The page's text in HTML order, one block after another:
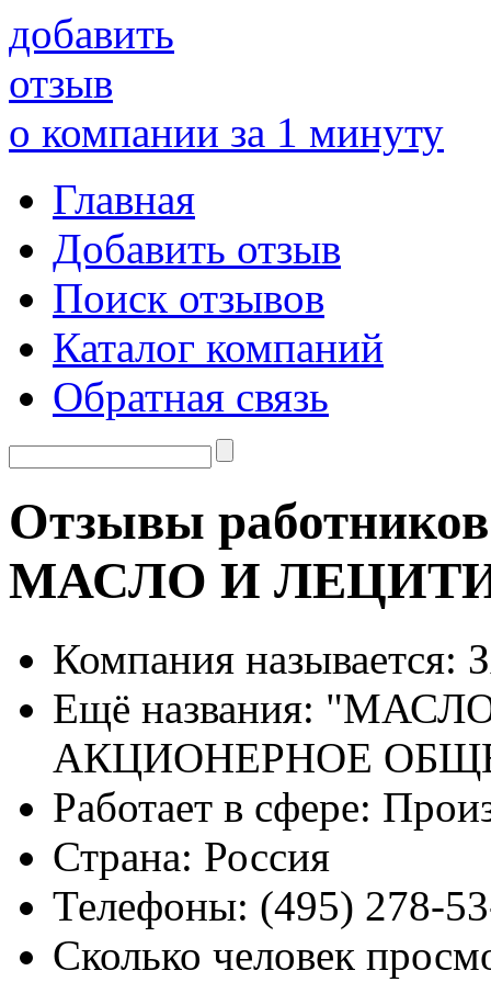
добавить
отзыв
о компании за 1 минуту
Главная
Добавить отзыв
Поиск отзывов
Каталог компаний
Обратная связь
Отзывы
МАСЛО И
Компания называется:
Ещё названия:
АКЦИОНЕРНОЕ
Работает в сфере:
Страна: Россия
Телефоны: (495) 278-
Сколько человек